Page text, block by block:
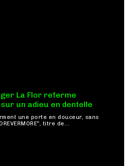
La Flor referme
sur un adieu en dentelle
une porte en douceur, sans
titre de...